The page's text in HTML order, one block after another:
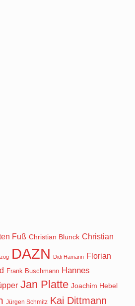
Fuß Christian Blunck Christian
DAZN Didi Hamann Florian
Frank Buschmann Hannes
Jan Platte Joachim Hebel
Jürgen Schmitz Kai Dittmann